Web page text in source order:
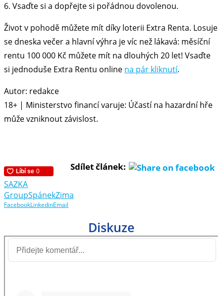
6. Vsaďte si a dopřejte si pořádnou dovolenou.
Život v pohodě můžete mít díky loterii Extra Renta. Losuje
se dneska večer a hlavní výhra je víc než lákavá: měsíční
rentu 100 000 Kč můžete mít na dlouhých 20 let! Vsaďte
si jednoduše Extra Rentu online na pár kliknutí.
Autor: redakce
18+ | Ministerstvo financí varuje: Účastí na hazardní hře
může vzniknout závislost.
Sdílet článek:
SAZKA
GroupSpánekZima
FacebookLinkedinEmail
Diskuze